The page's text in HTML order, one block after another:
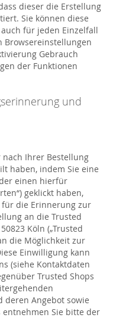
dieser die Erstellung
Sie können diese
für jeden Einzelfall
Browsereinstellungen
Gebrauch
der Funktionen
und
Ihrer Bestellung
haben, indem Sie eine
einen hierfür
geklickt haben,
die Erinnerung zur
an die Trusted
Köln („Trusted
die Möglichkeit zur
Einwilligung kann
(siehe Kontaktdaten
Trusted Shops
deren Angebot sowie
entnehmen Sie bitte der